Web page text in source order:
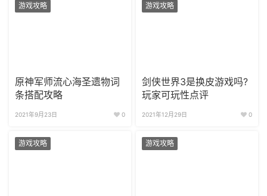
游戏攻略
原神军师流心海圣遗物词
条搭配攻略
2021年9月23日 0
游戏攻略
剑侠世界3是换皮游戏吗?
玩家可玩性点评
2021年12月29日 0
游戏攻略 游戏攻略